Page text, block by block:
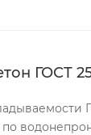
ГОСТ
по